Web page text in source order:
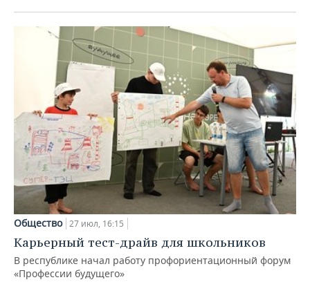
Общество 27 июл, 16:15
Карьерный тест-драйв для школьников
В республике начал работу профориентационный форум
«Профессии будущего»